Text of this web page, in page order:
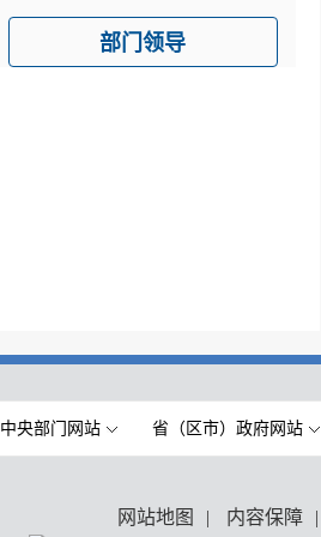
部门领导
中央部门网站 省（区市）政府网站
网站地图 | 内容保障 |